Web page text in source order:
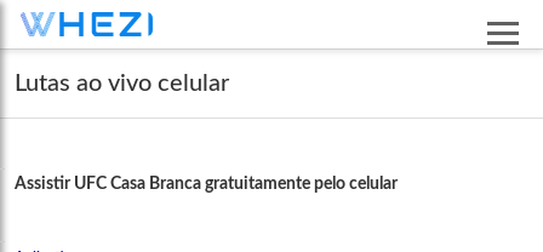
Lutas ao vivo celular
Assistir UFC Casa Branca gratuitamente pelo celular